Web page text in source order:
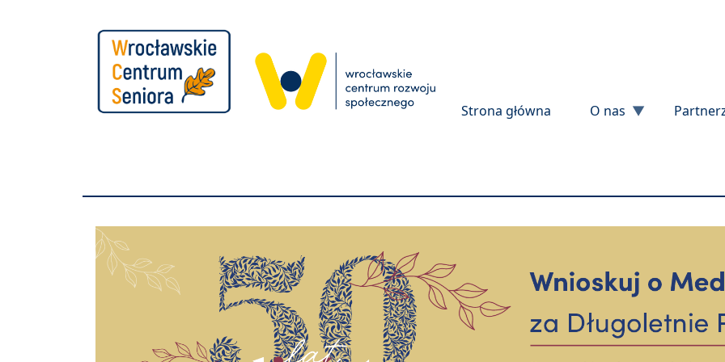
Strona główna O nas